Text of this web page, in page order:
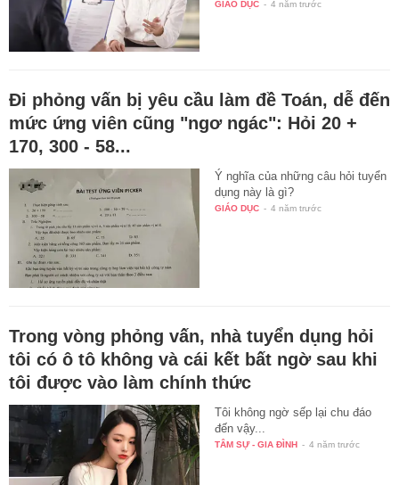
GIÁO DỤC - 4 năm trước
Đi phỏng vấn bị yêu cầu làm đề Toán, dễ đến
mức ứng viên cũng "ngơ ngác": Hỏi 20 +
170, 300 - 58...
Ý nghĩa của những câu hỏi tuyển
dụng này là gì?
GIÁO DỤC - 4 năm trước
Trong vòng phỏng vấn, nhà tuyển dụng hỏi
tôi có ô tô không và cái kết bất ngờ sau khi
tôi được vào làm chính thức
Tôi không ngờ sếp lại chu đáo
đến vậy...
TÂM SỰ - GIA ĐÌNH - 4 năm trước